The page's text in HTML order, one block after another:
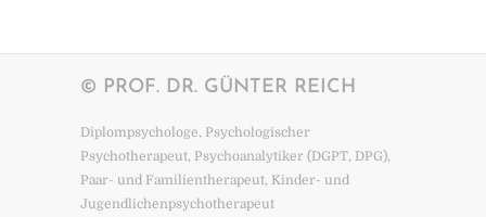
© PROF. DR. GÜNTER REICH
Diplompsychologe, Psychologischer
Psychotherapeut, Psychoanalytiker (DGPT, DPG),
Paar- und Familientherapeut, Kinder- und
Jugendlichenpsychotherapeut